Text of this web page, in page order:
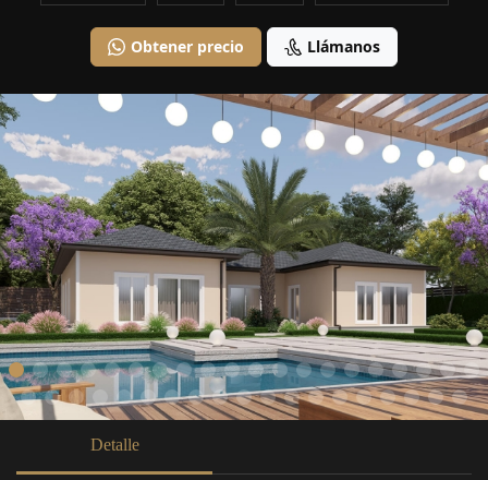
Obtener precio Llámanos
Detalle